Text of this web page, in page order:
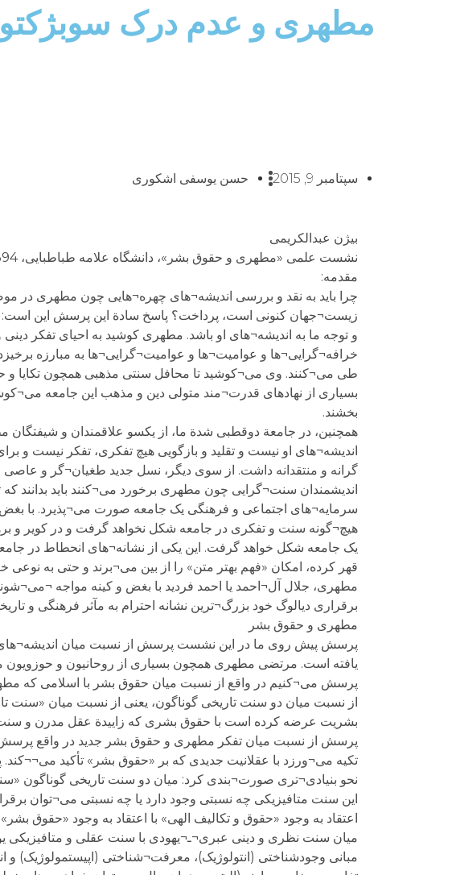
مطهری و عدم درک
سپتامبر 9, 2015 حسن یوسفی اشکوری
بیژن عبدالکریمی
نشست علمی «مطهری و حقوق بشر»، دانشگاه علامه طباطبایی، 21/2/1394
مقدمه:
چرا باید به نقد و بررسی اندیشه¬های چهره¬هایی چون مطهری در
زیست¬جهان کنونی است، پرداخت؟ پاسخ سادة این پرسش این است:
و توجه ما به اندیشه¬های او باشد. مطهری کوشید به احیای تفکر
خرافه¬گرایی¬ها و عوامیت¬ها و عوامیت¬گرایی¬ها به مبارزه
طی می¬کنند. وی می¬کوشید تا محافل سنتی مذهبی همچون تکایا و
بسیاری از نهادهای قدرت¬مند متولی دین و مذهب این جامعه
بخشند.
همچنین، در جامعة دوقطبی شدة ما، از یکسو علاقمندان و شیفتگان
اندیشه¬های او نیست و تقلید و بازگویی هیچ تفکری، تفکر نیست و
گرانه و منتقدانه داشت. از سوی دیگر، نسل جدید طغیان¬گر و
اندیشمندان سنت¬گرایی چون مطهری برخورد می¬کنند باید بدانند
سرمایه¬های اجتماعی و فرهنگی یک جامعه صورت می¬پذیرد. با بغض
هیچ¬گونه سنت و تفکری در جامعه شکل نخواهد گرفت و در کویر و
یک جامعه شکل خواهد گرفت. این یکی از نشانه¬های انحطاط در
قهر کرده، امکان «فهم بهتر متن» را از بین می¬برند و حتی به
مطهری، جلال آل¬احمد یا احمد فردید با بغض و کینه مواجه
برقراری دیالوگ خود بزرگ¬ترین نشانه احترام به مآثر فرهنگی و
مطهری و حقوق بشر
پرسش پیش روی ما در این نشست پرسش از نسبت میان
یافته است. مرتضی مطهری همچون بسیاری از روحانیون و
پرسش می¬کنیم در واقع از نسبت میان حقوق بشر با اسلامی که
از نسبت میان دو سنت تاریخی گوناگون، یعنی از نسبت میان «سنت
بشریت عرضه کرده است با حقوق بشری که زاییدة عقل مدرن و
پرسش از نسبت میان تفکر مطهری و حقوق بشر جدید در واقع
تکیه می¬ورزد با عقلانیت جدیدی که بر «حقوق بشر» تأکید
نحو بنیادی¬تری صورت¬بندی کرد: میان دو سنت تاریخی گوناگون
این سنت متافیزیکی چه نسبتی وجود دارد یا چه نسبتی می¬توان
اعتقاد به وجود «حقوق و تکالیف الهی» با اعتقاد به وجود «حقوق
میان سنت نظری و دینی عبری¬ـ¬یهودی با سنت عقلی و متافیزیکی
مبانی وجودشناختی (انتولوژیک)، معرفت¬شناختی (اپیستمولوژیک) و